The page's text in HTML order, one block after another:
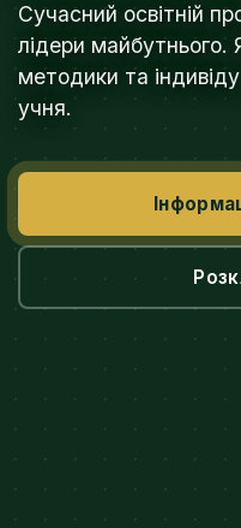
Сучасний освітній
лідери майбутнього.
методики та
учня.